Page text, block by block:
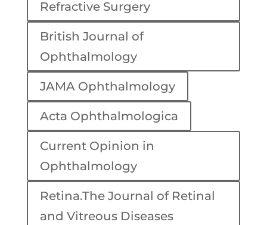
Refractive Surgery
British Journal of
Ophthalmology
JAMA Ophthalmology
Acta Ophthalmologica
Current Opinion in
Ophthalmology
Retina.The Journal of Retinal
and Vitreous Diseases